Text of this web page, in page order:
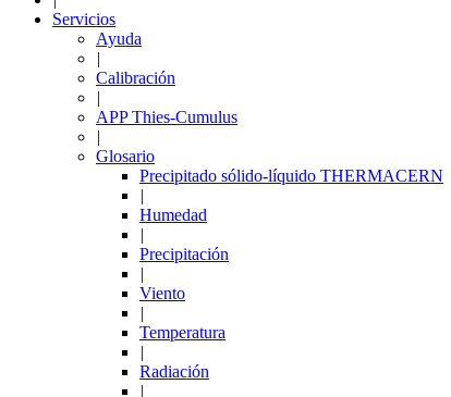
Servicios
Ayuda
|
Calibración
|
APP Thies-Cumulus
|
Glosario
Precipitado sólido-líquido THERMACERN
|
Humedad
|
Precipitación
|
Viento
|
Temperatura
|
Radiación
|